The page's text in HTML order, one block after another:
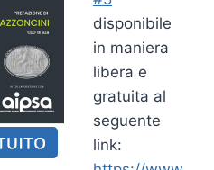
disponibile
in maniera
libera e
gratuita al
seguente
link: